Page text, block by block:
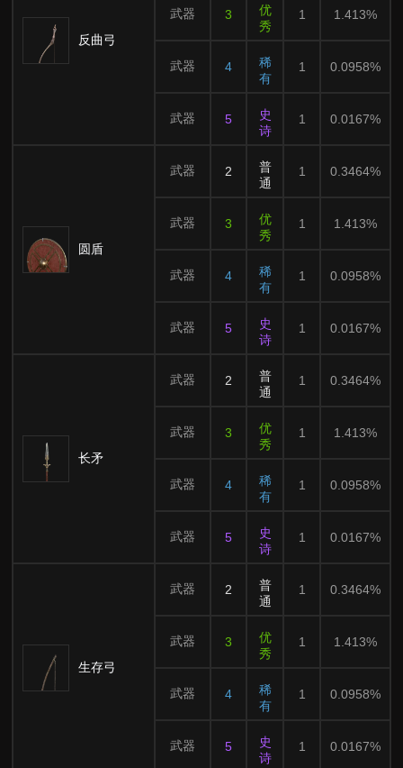
反曲弓
武器 3
优
秀
1 1.413%
武器 4
稀
有
1 0.0958%
武器 5
史
诗
1 0.0167%
圆盾
武器 2
普
通
1 0.3464%
武器 3
优
秀
1 1.413%
武器 4
稀
有
1 0.0958%
武器 5
史
诗
1 0.0167%
长矛
武器 2
普
通
1 0.3464%
武器 3
优
秀
1 1.413%
武器 4
稀
有
1 0.0958%
武器 5
史
诗
1 0.0167%
生存弓
武器 2
普
通
1 0.3464%
武器 3
优
秀
1 1.413%
武器 4
稀
有
1 0.0958%
武器 5
史
诗
1 0.0167%